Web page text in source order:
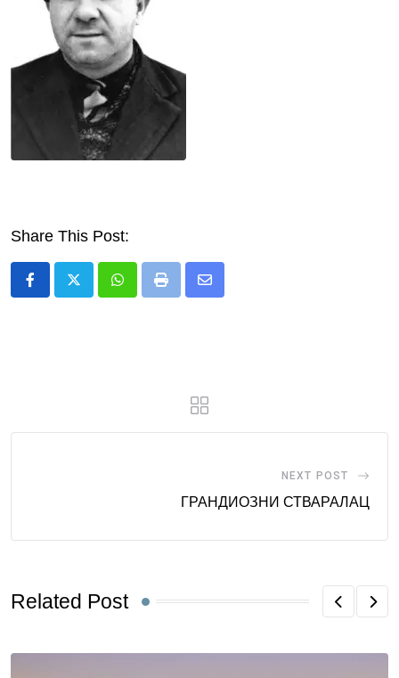
Share This Post:
Whatsapp
Print
Share
NEXT POST
ГРАНДИОЗНИ СТВАРАЛАЦ
Related Post